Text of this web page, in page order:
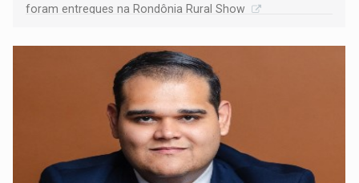
foram entregues na Rondônia Rural Show